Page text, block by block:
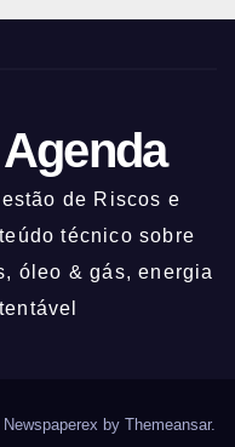
de Riscos e
técnico sobre
óleo & gás, energia
by Themeansar.